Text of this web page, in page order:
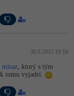
30.9.2015 19:18
, ktorý s tým
tomu vyjadrí.